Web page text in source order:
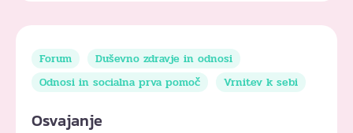
Forum
Duševno zdravje in odnosi
Odnosi in socialna prva pomoč
Vrnitev k sebi
Osvajanje